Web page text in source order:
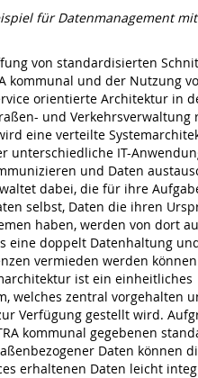
für Datenmanagement mit
von standardisierten
kommunal und der Nutzung
orientierte Architektur in
und Verkehrsverwaltung
eine verteilte
unterschiedliche IT-
und Daten
dabei, die für ihre
selbst, Daten die ihren
haben, werden von dort
eine doppelt Datenhaltung
vermieden werden
ist ein einheitliches
welches zentral vorgehalten
Verfügung gestellt wird.
kommunal gegebenen
Daten können
erhaltenen Daten leicht